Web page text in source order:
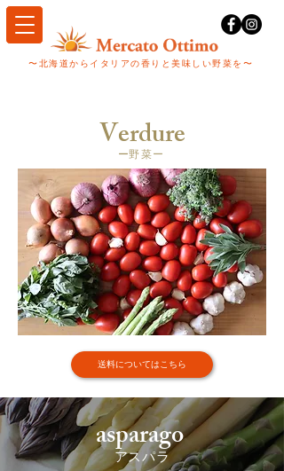
〜​北海道からイタリアの香りと美味しい野菜を〜
Verdure
ー野菜ー
送料についてはこちら
asparago
​アスパラ